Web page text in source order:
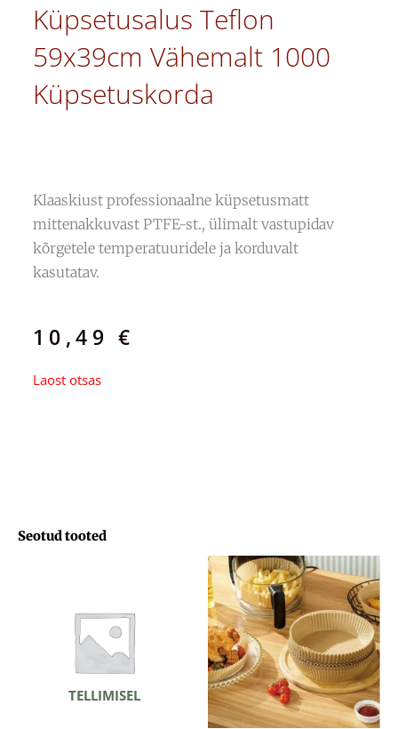
Küpsetusalus Teflon
59x39cm Vähemalt 1000
Küpsetuskorda
Klaaskiust professionaalne küpsetusmatt
mittenakkuvast PTFE-st., ülimalt vastupidav
kõrgetele temperatuuridele ja korduvalt
kasutatav.
10,49€
Laost otsas
Seotud tooted
TELLIMISEL